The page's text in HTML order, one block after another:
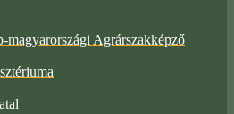
Agrárszakképző